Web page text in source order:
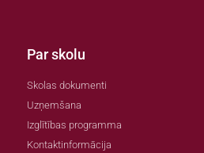
Par skolu
Skolas dokumenti
Uzņemšana
Izglītības programma
Kontaktinformācija